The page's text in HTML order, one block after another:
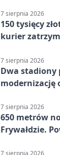
7 sierpnia 2026
150 tysięcy
kurier
7 sierpnia 2026
Dwa stadiony
modernizację
7 sierpnia 2026
650 metrów
Frywałdzie.
7 sierpnia 2026